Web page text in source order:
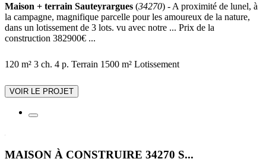
Maison + terrain Sauteyrargues (34270) - A proximité de lunel, à
la campagne, magnifique parcelle pour les amoureux de la nature,
dans un lotissement de 3 lots. vu avec notre ... Prix de la
construction 382900€ ...
120 m² 3 ch. 4 p. Terrain 1500 m² Lotissement
VOIR LE PROJET
MAISON À CONSTRUIRE 34270 S...